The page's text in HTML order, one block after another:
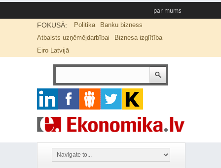
par mums
FOKUSĀ: Politika
Banku bizness
Atbalsts uzņēmējdarbībai
Biznesa izglītība
Eiro Latvijā